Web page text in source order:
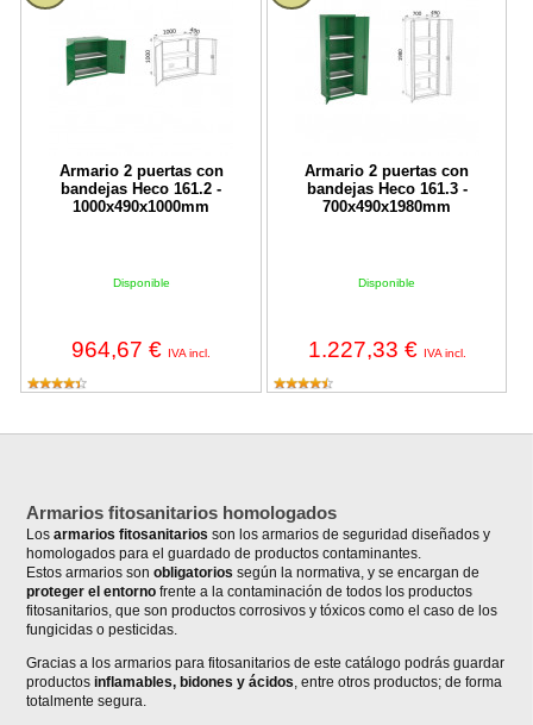
Armario 2 puertas con
bandejas Heco 161.2 -
1000x490x1000mm
Disponible
964,67 € IVA incl.
Armario 2 puertas con
bandejas Heco 161.3 -
700x490x1980mm
Disponible
1.227,33 € IVA incl.
Armarios fitosanitarios homologados
Losarmarios fitosanitarios son los armarios de seguridad diseñados y
homologados para el guardado de productos contaminantes.
Estos armarios sonobligatorios según la normativa, y se encargan de
proteger el entorno frente a la contaminación de todos los productos
fitosanitarios, que son productos corrosivos y tóxicos como el caso de los
fungicidas o pesticidas.
Gracias a los armarios para fitosanitarios de este catálogo podrás guardar
productosinflamables, bidones y ácidos, entre otros productos; de forma
totalmente segura.